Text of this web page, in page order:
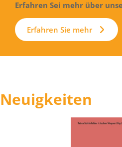
Erfahren Sei mehr über
Erfahren Sie mehr
Neuigkeiten